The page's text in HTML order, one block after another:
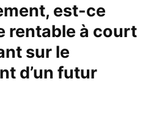
est-ce
rentable à court
sur le
d’un futur